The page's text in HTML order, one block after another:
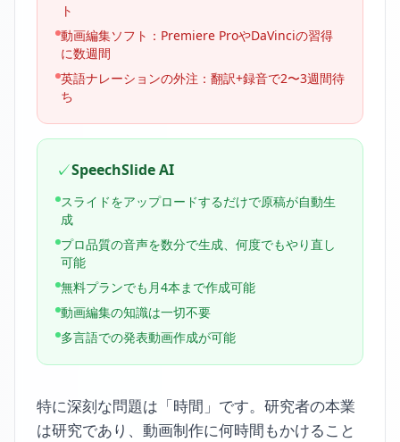
ト
動画編集ソフト：Premiere ProやDaVinciの習得
に数週間
英語ナレーションの外注：翻訳+録音で2〜3週間待
ち
✓SpeechSlide AI
スライドをアップロードするだけで原稿が自動生
成
プロ品質の音声を数分で生成、何度でもやり直し
可能
無料プランでも月4本まで作成可能
動画編集の知識は一切不要
多言語での発表動画作成が可能
特に深刻な問題は「時間」です。研究者の本業
は研究であり、動画制作に何時間もかけること